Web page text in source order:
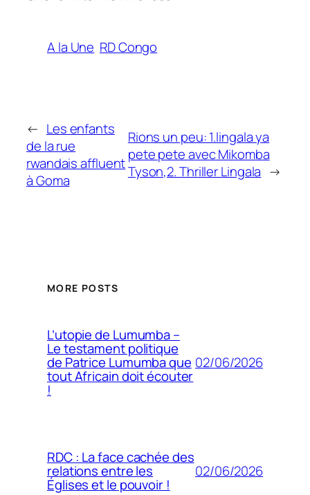
A la Une RD Congo
← Les enfants
de la rue
rwandais affluent
à Goma
Rions un peu: 1.lingala ya
pete pete avec Mikomba
Tyson,2. Thriller Lingala →
MORE POSTS
L’utopie de Lumumba –
Le testament politique
de Patrice Lumumba que
tout Africain doit écouter
!
02/06/2026
RDC : La face cachée des
relations entre les
Églises et le pouvoir !
02/06/2026